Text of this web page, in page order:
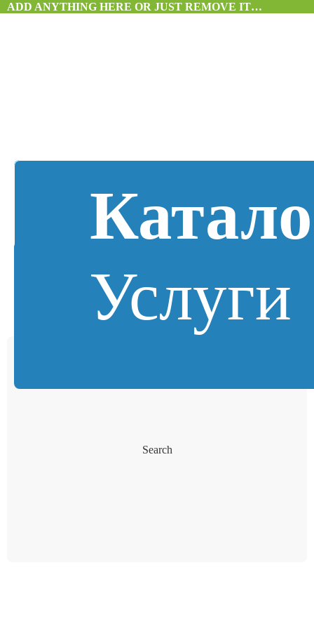
ADD ANYTHING HERE OR JUST REMOVE IT…
Услуги
Search